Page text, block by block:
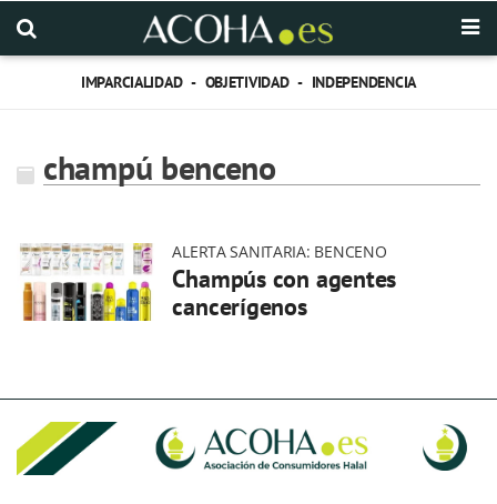
IMPARCIALIDAD - OBJETIVIDAD - INDEPENDENCIA
champú benceno
ALERTA SANITARIA: BENCENO
Champús con agentes
cancerígenos